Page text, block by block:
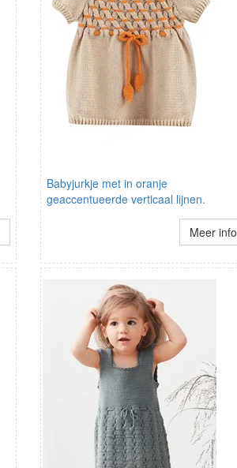
Babyjurkje met in oranje
geaccentueerde verticaal lijnen.
Meer info